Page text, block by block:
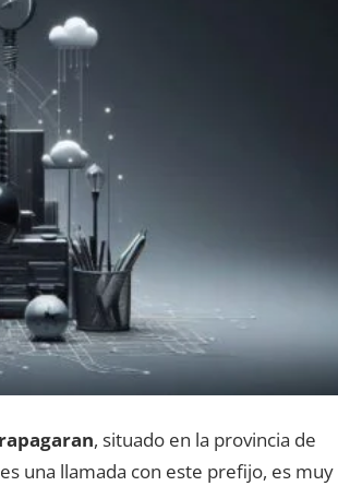
, situado en la provincia dе
una llamada сοn еstе prefijo, es muy